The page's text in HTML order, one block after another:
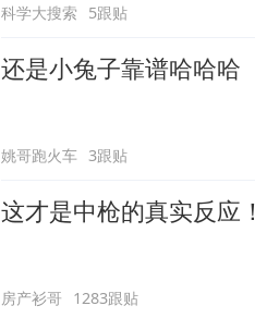
科学大搜索 5跟贴
还是小兔子靠谱哈哈哈
姚哥跑火车 3跟贴
这才是中枪的真实反应！
房产衫哥 1283跟贴